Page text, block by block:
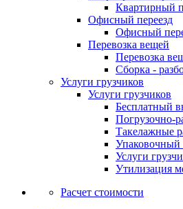
Квартирный
Офисный переезд
Офисный
Перевозка вещей
Перевозка
Сборка -
Услуги грузчиков
Услуги грузчиков
Бесплатный
Погрузочно-
Такелажные
Упаковочный
Услуги
Утилизация
Расчет стоимости